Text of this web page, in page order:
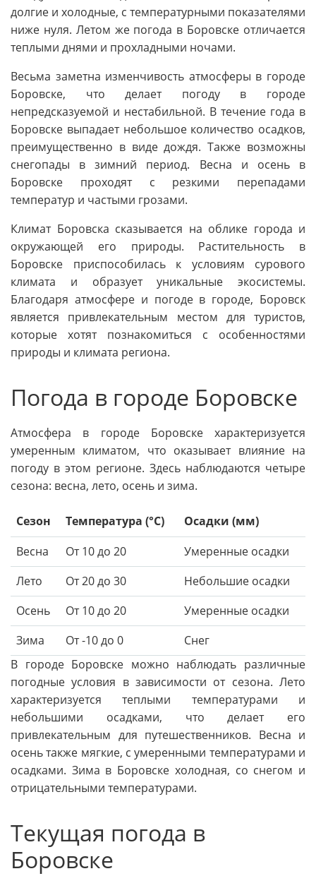
долгие и холодные, с температурными показателями
ниже нуля. Летом же погода в Боровске отличается
теплыми днями и прохладными ночами.
Весьма заметна изменчивость атмосферы в городе
Боровске, что делает погоду в городе
непредсказуемой и нестабильной. В течение года в
Боровске выпадает небольшое количество осадков,
преимущественно в виде дождя. Также возможны
снегопады в зимний период. Весна и осень в
Боровске проходят с резкими перепадами
температур и частыми грозами.
Климат Боровска сказывается на облике города и
окружающей его природы. Растительность в
Боровске приспособилась к условиям сурового
климата и образует уникальные экосистемы.
Благодаря атмосфере и погоде в городе, Боровск
является привлекательным местом для туристов,
которые хотят познакомиться с особенностями
природы и климата региона.
Погода в городе Боровске
Атмосфера в городе Боровске характеризуется
умеренным климатом, что оказывает влияние на
погоду в этом регионе. Здесь наблюдаются четыре
сезона: весна, лето, осень и зима.
Сезон Температура (°C)
Осадки (мм)
Весна
От 10 до 20
Умеренные осадки
Лето
От 20 до 30
Небольшие осадки
Осень
От 10 до 20
Умеренные осадки
Зима
От -10 до 0
Снег
В городе Боровске можно наблюдать различные
погодные условия в зависимости от сезона. Лето
характеризуется теплыми температурами и
небольшими осадками, что делает его
привлекательным для путешественников. Весна и
осень также мягкие, с умеренными температурами и
осадками. Зима в Боровске холодная, со снегом и
отрицательными температурами.
Текущая погода в
Боровске